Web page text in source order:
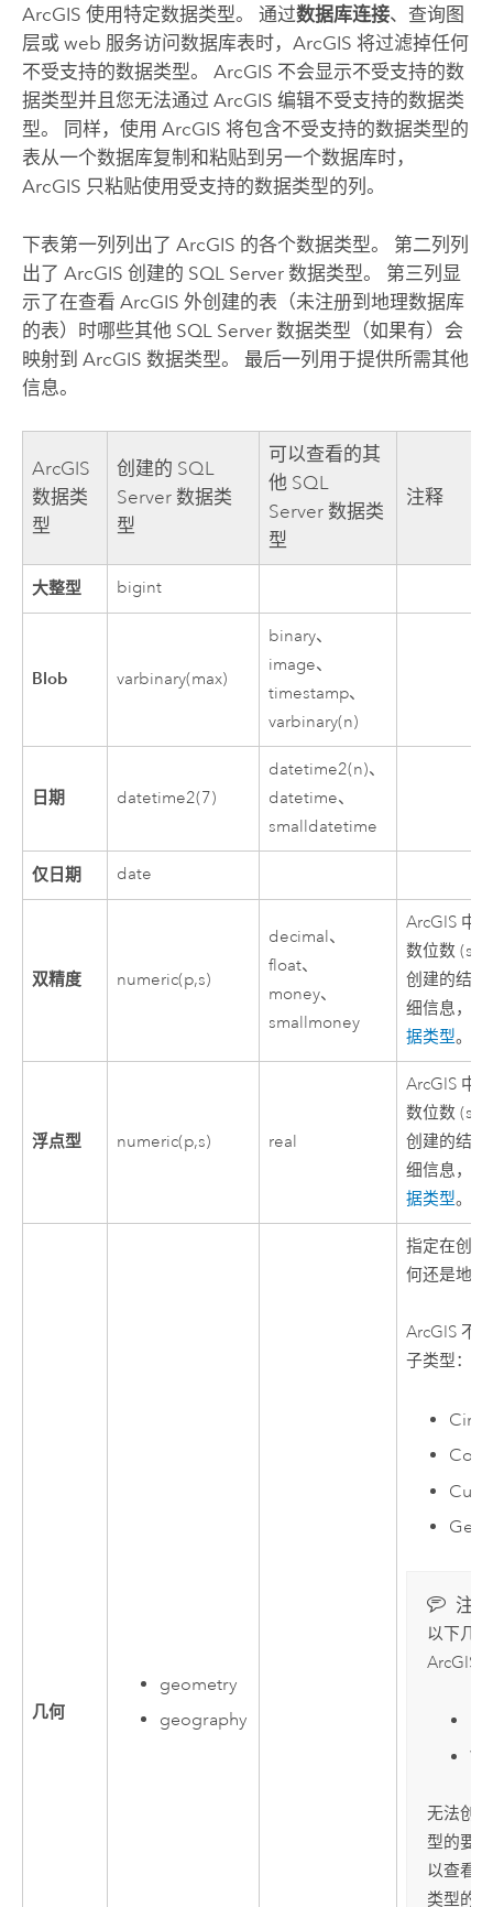
ArcGIS 使用特定数据类型。 通过数据库连接、查询图
层或 web 服务访问数据库表时，ArcGIS 将过滤掉任何
不受支持的数据类型。 ArcGIS 不会显示不受支持的数
据类型并且您无法通过 ArcGIS 编辑不受支持的数据类
型。 同样，使用 ArcGIS 将包含不受支持的数据类型的
表从一个数据库复制和粘贴到另一个数据库时，
ArcGIS 只粘贴使用受支持的数据类型的列。
下表第一列列出了 ArcGIS 的各个数据类型。 第二列列
出了 ArcGIS 创建的 SQL Server数据类型。 第三列显
示了在查看 ArcGIS 外创建的表（未注册到地理数据库
的表）时哪些其他 SQL Server数据类型（如果有）会
映射到 ArcGIS 数据类型。 最后一列用于提供所需其他
信息。
ArcGIS
数据类
型
创建的 SQL
Server数据类
型
可以查看的其
他 SQL
Server数据类
型
注释
大整型 bigint
Blob varbinary(max)
binary、
image、
timestamp、
varbinary(n)
日期 datetime2(7)
datetime2(n)、
datetime、
smalldatetime
仅日期 date
双精度 numeric(p,s)
decimal、
float、
money、
smallmoney
ArcGIS 中
数位数 (s)
创建的结
细信息，
据类型。
浮点型 numeric(p,s) real
ArcGIS 中
数位数 (s)
创建的结
细信息，
据类型。
几何
geometry
geography
指定在创
何还是地
ArcGIS 不
子类型：
注：
以下几
ArcGIS
无法创
型的要
以查看
类型的